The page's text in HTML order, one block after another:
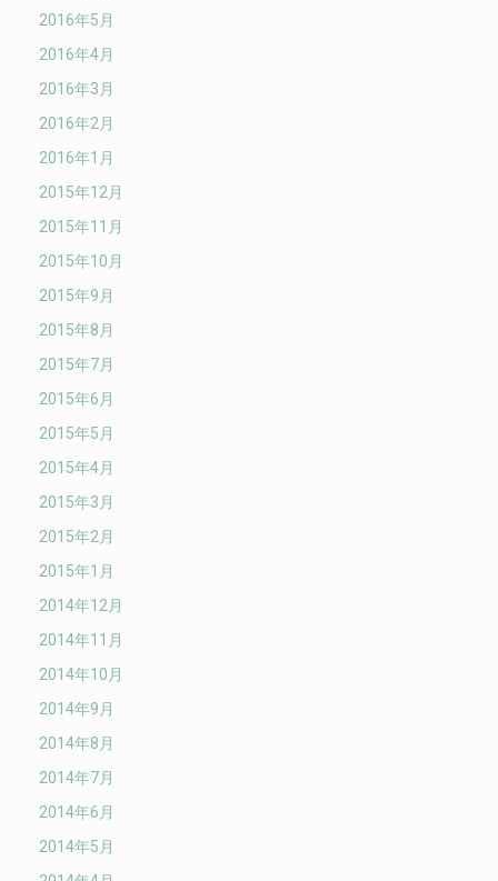
2016年5月
2016年4月
2016年3月
2016年2月
2016年1月
2015年12月
2015年11月
2015年10月
2015年9月
2015年8月
2015年7月
2015年6月
2015年5月
2015年4月
2015年3月
2015年2月
2015年1月
2014年12月
2014年11月
2014年10月
2014年9月
2014年8月
2014年7月
2014年6月
2014年5月